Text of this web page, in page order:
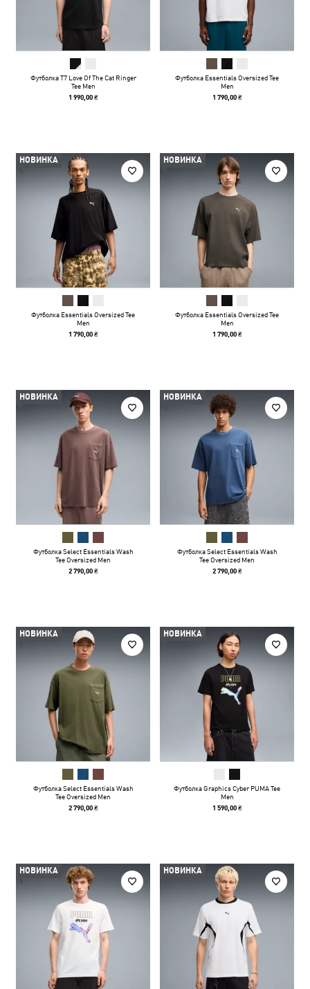
Футболка T7 Love Of The Cat Ringer
Tee Men
1 990,00 ₴
Футболка Essentials Oversized Tee
Men
1 790,00 ₴
НОВИНКА
Футболка Essentials Oversized Tee
Men
1 790,00 ₴
НОВИНКА
Футболка Essentials Oversized Tee
Men
1 790,00 ₴
НОВИНКА
Футболка Select Essentials Wash
Tee Oversized Men
2 790,00 ₴
НОВИНКА
Футболка Select Essentials Wash
Tee Oversized Men
2 790,00 ₴
НОВИНКА
Футболка Select Essentials Wash
Tee Oversized Men
2 790,00 ₴
НОВИНКА
Футболка Graphics Cyber PUMA Tee
Men
1 590,00 ₴
НОВИНКА НОВИНКА